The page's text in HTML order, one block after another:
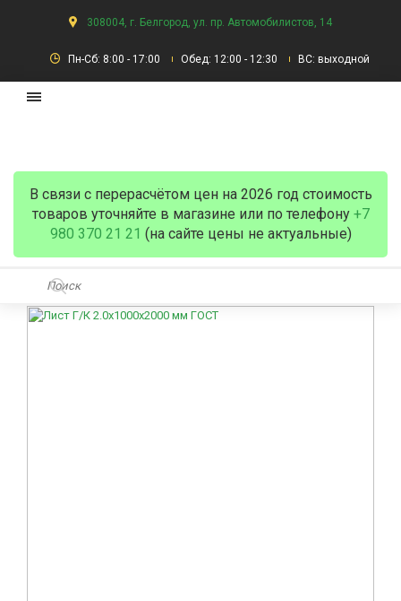
308004, г. Белгород, ул. пр. Автомобилистов, 14
Пн-Сб: 8:00 - 17:00 Обед: 12:00 - 12:30 ВС: выходной
В связи с перерасчётом цен на 2026 год стоимость
товаров уточняйте в магазине или по телефону +7
980 370 21 21 (на сайте цены не актуальные)